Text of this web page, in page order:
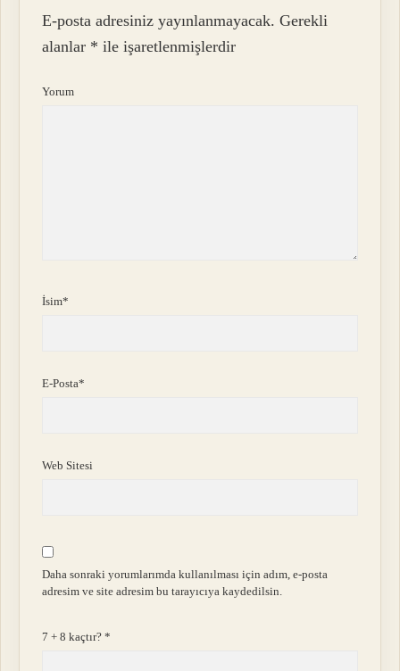
E-posta adresiniz yayınlanmayacak. Gerekli
alanlar * ile işaretlenmişlerdir
Yorum
İsim*
E-Posta*
Web Sitesi
Daha sonraki yorumlarımda kullanılması için adım, e-posta
adresim ve site adresim bu tarayıcıya kaydedilsin.
7 + 8 kaçtır?*